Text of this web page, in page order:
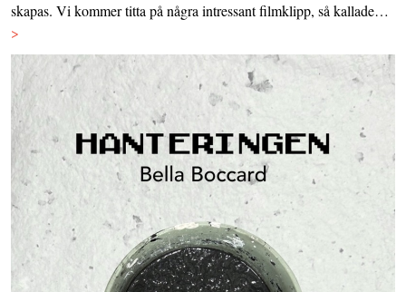
skapas. Vi kommer titta på några intressant filmklipp, så kallade…
>